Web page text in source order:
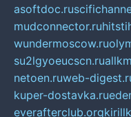
asoftdoc.ru
mudconnector.ru
wundermoscow.ru
su2lgyoeucscn.ru
netoen.ruweb-
kuper-dostavka.ru
everafterclub.org